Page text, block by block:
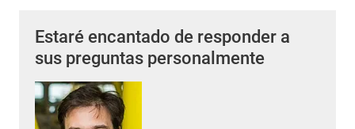
Estaré encantado de responder a
sus preguntas personalmente